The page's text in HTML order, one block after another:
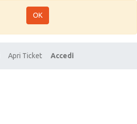
OK
Apri Ticket Accedi